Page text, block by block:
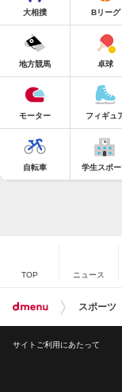
大相撲 Bリーグ
地方競馬 卓球
モーター フィギュ
自転車 学生スポ
TOP ニュース
スポーツ
サイトご利用にあたって